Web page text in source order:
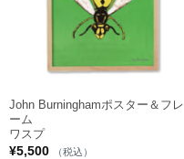
John Burninghamポスター＆フレ
ーム
ワスプ
¥5,500 （税込）